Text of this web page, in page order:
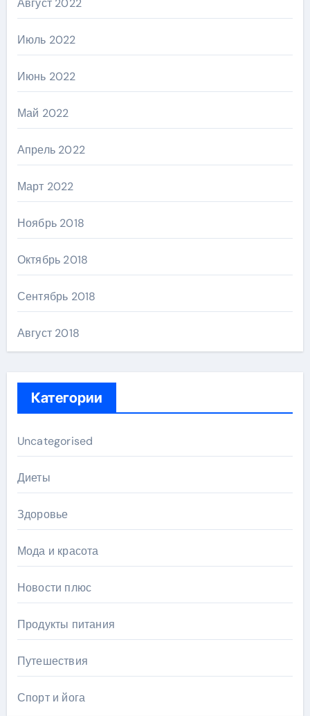
Август 2022
Июль 2022
Июнь 2022
Май 2022
Апрель 2022
Март 2022
Ноябрь 2018
Октябрь 2018
Сентябрь 2018
Август 2018
Категории
Uncategorised
Диеты
Здоровье
Мода и красота
Новости плюс
Продукты питания
Путешествия
Спорт и йога